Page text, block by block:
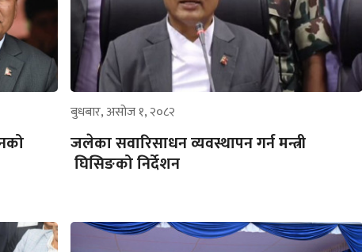
बुधबार, असोज १, २०८२
जलेका सवारिसाधन व्यवस्थापन गर्न मन्त्री
घिसिङको निर्देशन